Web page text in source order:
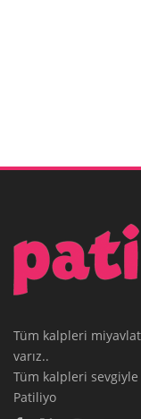
Tüm kalpleri
varız..
Tüm kalpleri
Patiliyo